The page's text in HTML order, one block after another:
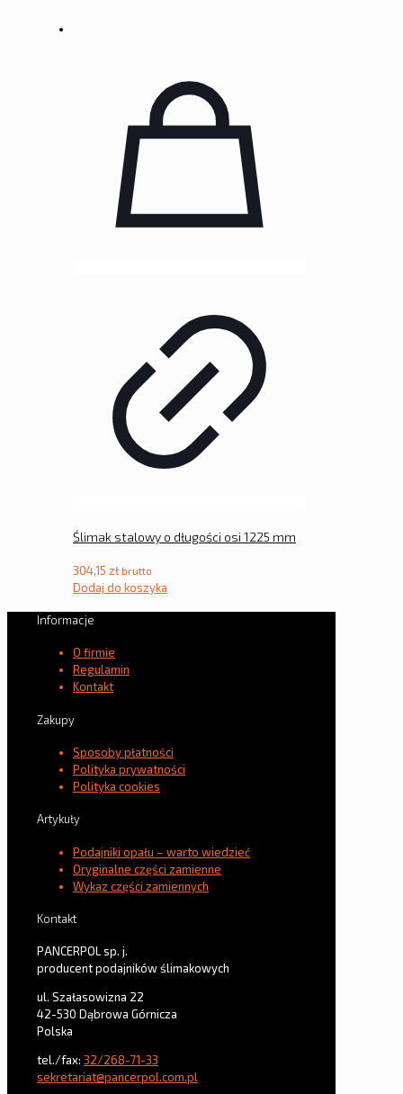
Ślimak stalowy o długości osi 1225 mm
304,15 zł brutto
Dodaj do koszyka
Informacje
O firmie
Regulamin
Kontakt
Zakupy
Sposoby płatności
Polityka prywatności
Polityka cookies
Artykuły
Podajniki opału – warto wiedzieć
Oryginalne części zamienne
Wykaz części zamiennych
Kontakt
PANCERPOL sp. j.
producent podajników ślimakowych
ul. Szałasowizna 22
42-530 Dąbrowa Górnicza
Polska
tel./fax: 32/268-71-33
sekretariat@pancerpol.com.pl